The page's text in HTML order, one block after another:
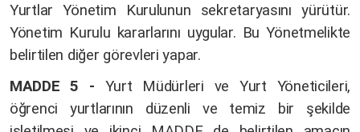
Yurtlar Yönetim Kurulunun sekretaryasını yürütür.
Yönetim Kurulu kararlarını uygular. Bu Yönetmelikte
belirtilen diğer görevleri yapar.
MADDE 5 - Yurt Müdürleri ve Yurt Yöneticileri,
öğrenci yurtlarının düzenli ve temiz bir şekilde